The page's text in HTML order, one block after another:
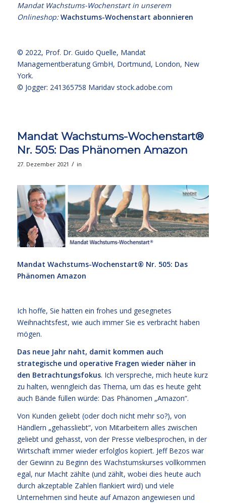
Mandat Wachstums-Wochenstart in unserem
Onlineshop:Wachstums-Wochenstart abonnieren
© 2022, Prof. Dr. Guido Quelle, Mandat
Managementberatung GmbH, Dortmund, London, New
York.
© Jogger: 241365758 Maridav stock.adobe.com
Mandat Wachstums-Wochenstart®
Nr. 505: Das Phänomen Amazon
27. Dezember 2021 / in
Mandat Wachstums-Wochenstart® Nr. 505: Das
Phänomen Amazon
Ich hoffe, Sie hatten ein frohes und gesegnetes
Weihnachtsfest, wie auch immer Sie es verbracht haben
mögen.
Das neue Jahr naht, damit kommen auch
strategische und operative Fragen wieder näher in
den Betrachtungsfokus. Ich verspreche, mich heute kurz
zu halten, wenngleich das Thema, um das es heute geht
auch Bände füllen würde: Das Phänomen „Amazon“.
Von Kunden geliebt (oder doch nicht mehr so?), von
Händlern „gehassliebt“, von Mitarbeitern alles zwischen
geliebt und gehasst, von der Presse vielbesprochen, in der
Wirtschaft immer wieder erfolglos kopiert. Jeff Bezos war
der Gewinn zu Beginn des Wachstumskurses vollkommen
egal, nur Macht zählte (und zählt, wobei dies heute auch
durch akzeptable Zahlen flankiert wird) und viele
Unternehmen sind heute auf Amazon angewiesen und